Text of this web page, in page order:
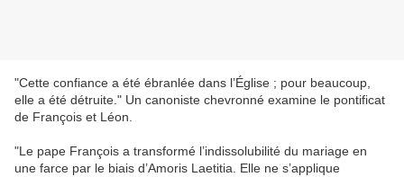
"Cette confiance a été ébranlée dans l’Église ; pour beaucoup,
elle a été détruite." Un canoniste chevronné examine le pontificat
de François et Léon.
"Le pape François a transformé l’indissolubilité du mariage en
une farce par le biais d’Amoris Laetitia. Elle ne s’applique